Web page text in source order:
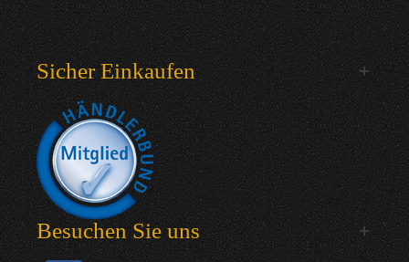
Sicher Einkaufen
Besuchen Sie uns